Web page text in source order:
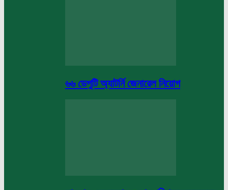
৬৬ ডেপুটি অ্যাটর্নি জেনারেল নিয়োগ